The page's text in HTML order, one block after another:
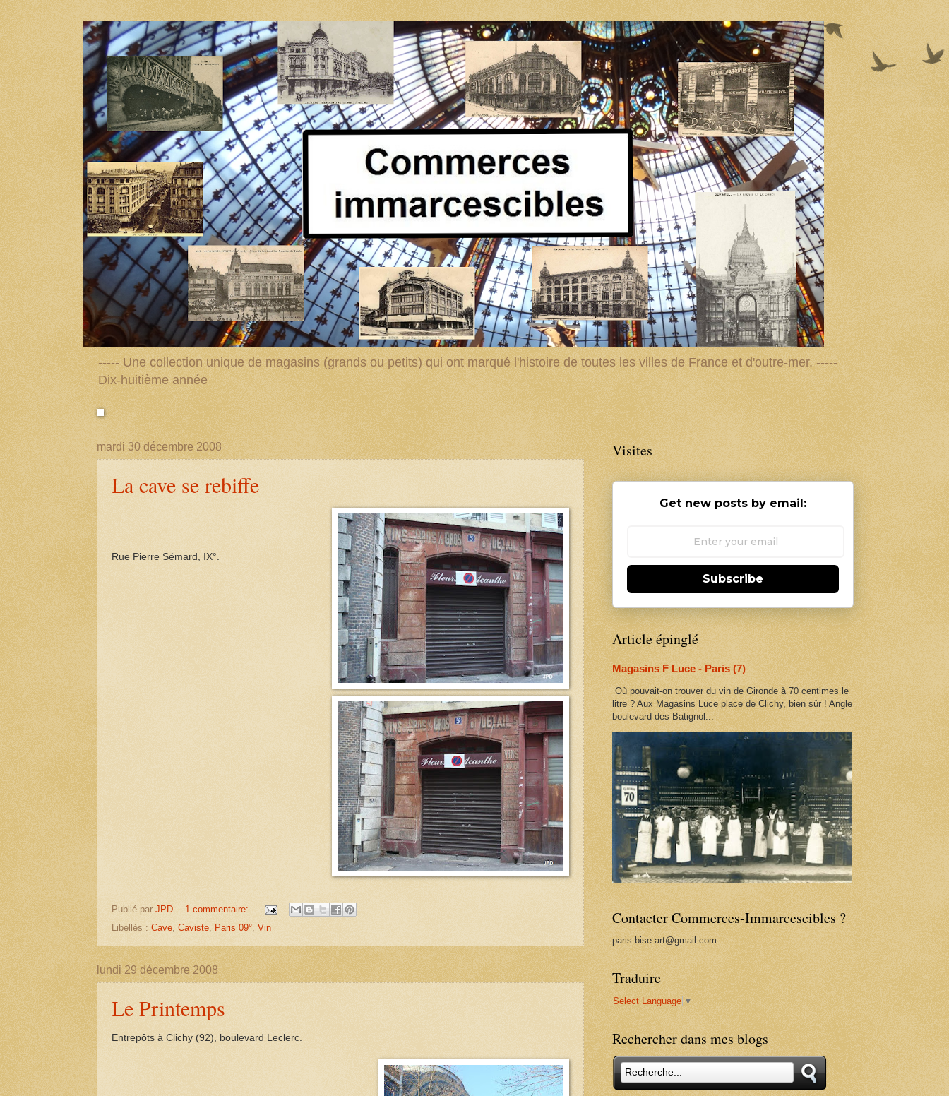
----- Une collection unique de magasins (grands ou petits) qui ont marqué l'histoire de toutes les villes de France et d'outre-mer. -----
Dix-huitième année
mardi 30 décembre 2008
La cave se rebiffe
Rue Pierre Sémard, IX°.
Publié par JPD
1 commentaire:
Libellés : Cave, Caviste, Paris 09°, Vin
lundi 29 décembre 2008
Le Printemps
Entrepôts à Clichy (92), boulevard Leclerc.
Visites
Get new posts by email:
Subscribe
Article épinglé
Magasins F Luce - Paris (7)
Où pouvait-on trouver du vin de Gironde à 70 centimes le
litre ? Aux Magasins Luce place de Clichy, bien sûr ! Angle
boulevard des Batignol...
Contacter Commerces-Immarcescibles ?
paris.bise.art@gmail.com
Traduire
Select Language ▼
Rechercher dans mes blogs